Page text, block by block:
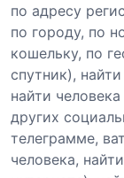
по адресу
по городу, по
кошельку, по
спутник),
найти
других
телеграмме,
человека,